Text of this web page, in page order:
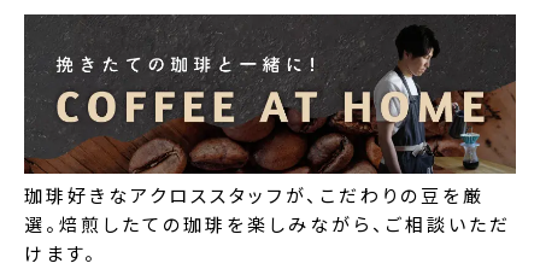
珈琲好きなアクロススタッフが、こだわりの豆を厳
選。焙煎したての珈琲を楽しみながら、ご相談いただ
けます。